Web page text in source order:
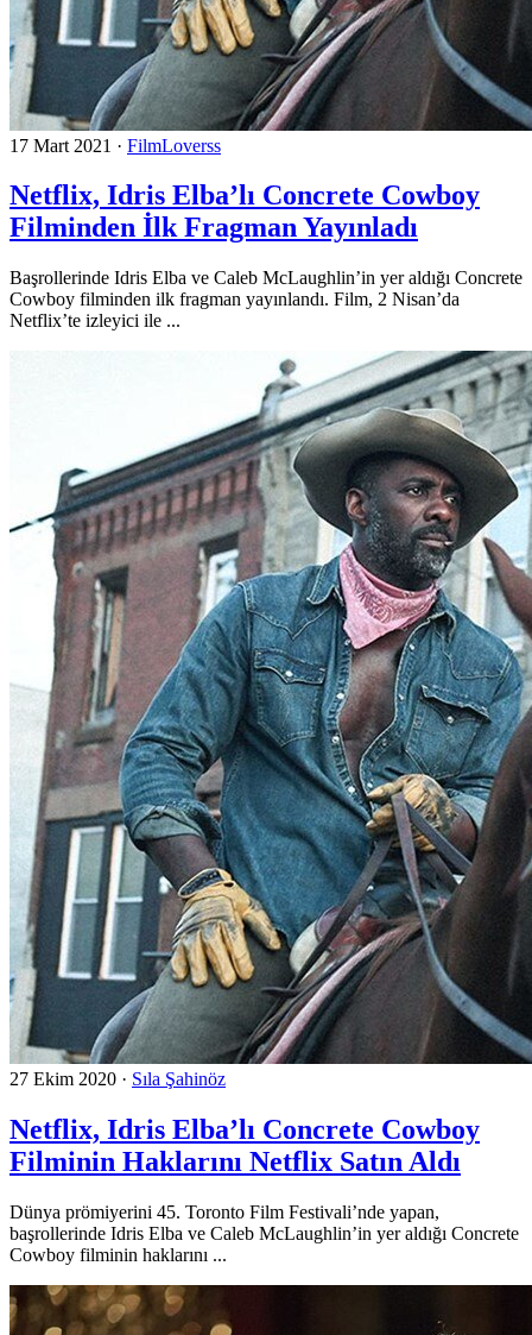
17 Mart 2021 · FilmLoverss
Netflix, Idris Elba’lı Concrete Cowboy
Filminden İlk Fragman Yayınladı
Başrollerinde Idris Elba ve Caleb McLaughlin’in yer aldığı Concrete
Cowboy filminden ilk fragman yayınlandı. Film, 2 Nisan’da
Netflix’te izleyici ile ...
27 Ekim 2020 · Sıla Şahinöz
Netflix, Idris Elba’lı Concrete Cowboy
Filminin Haklarını Netflix Satın Aldı
Dünya prömiyerini 45. Toronto Film Festivali’nde yapan,
başrollerinde Idris Elba ve Caleb McLaughlin’in yer aldığı Concrete
Cowboy filminin haklarını ...